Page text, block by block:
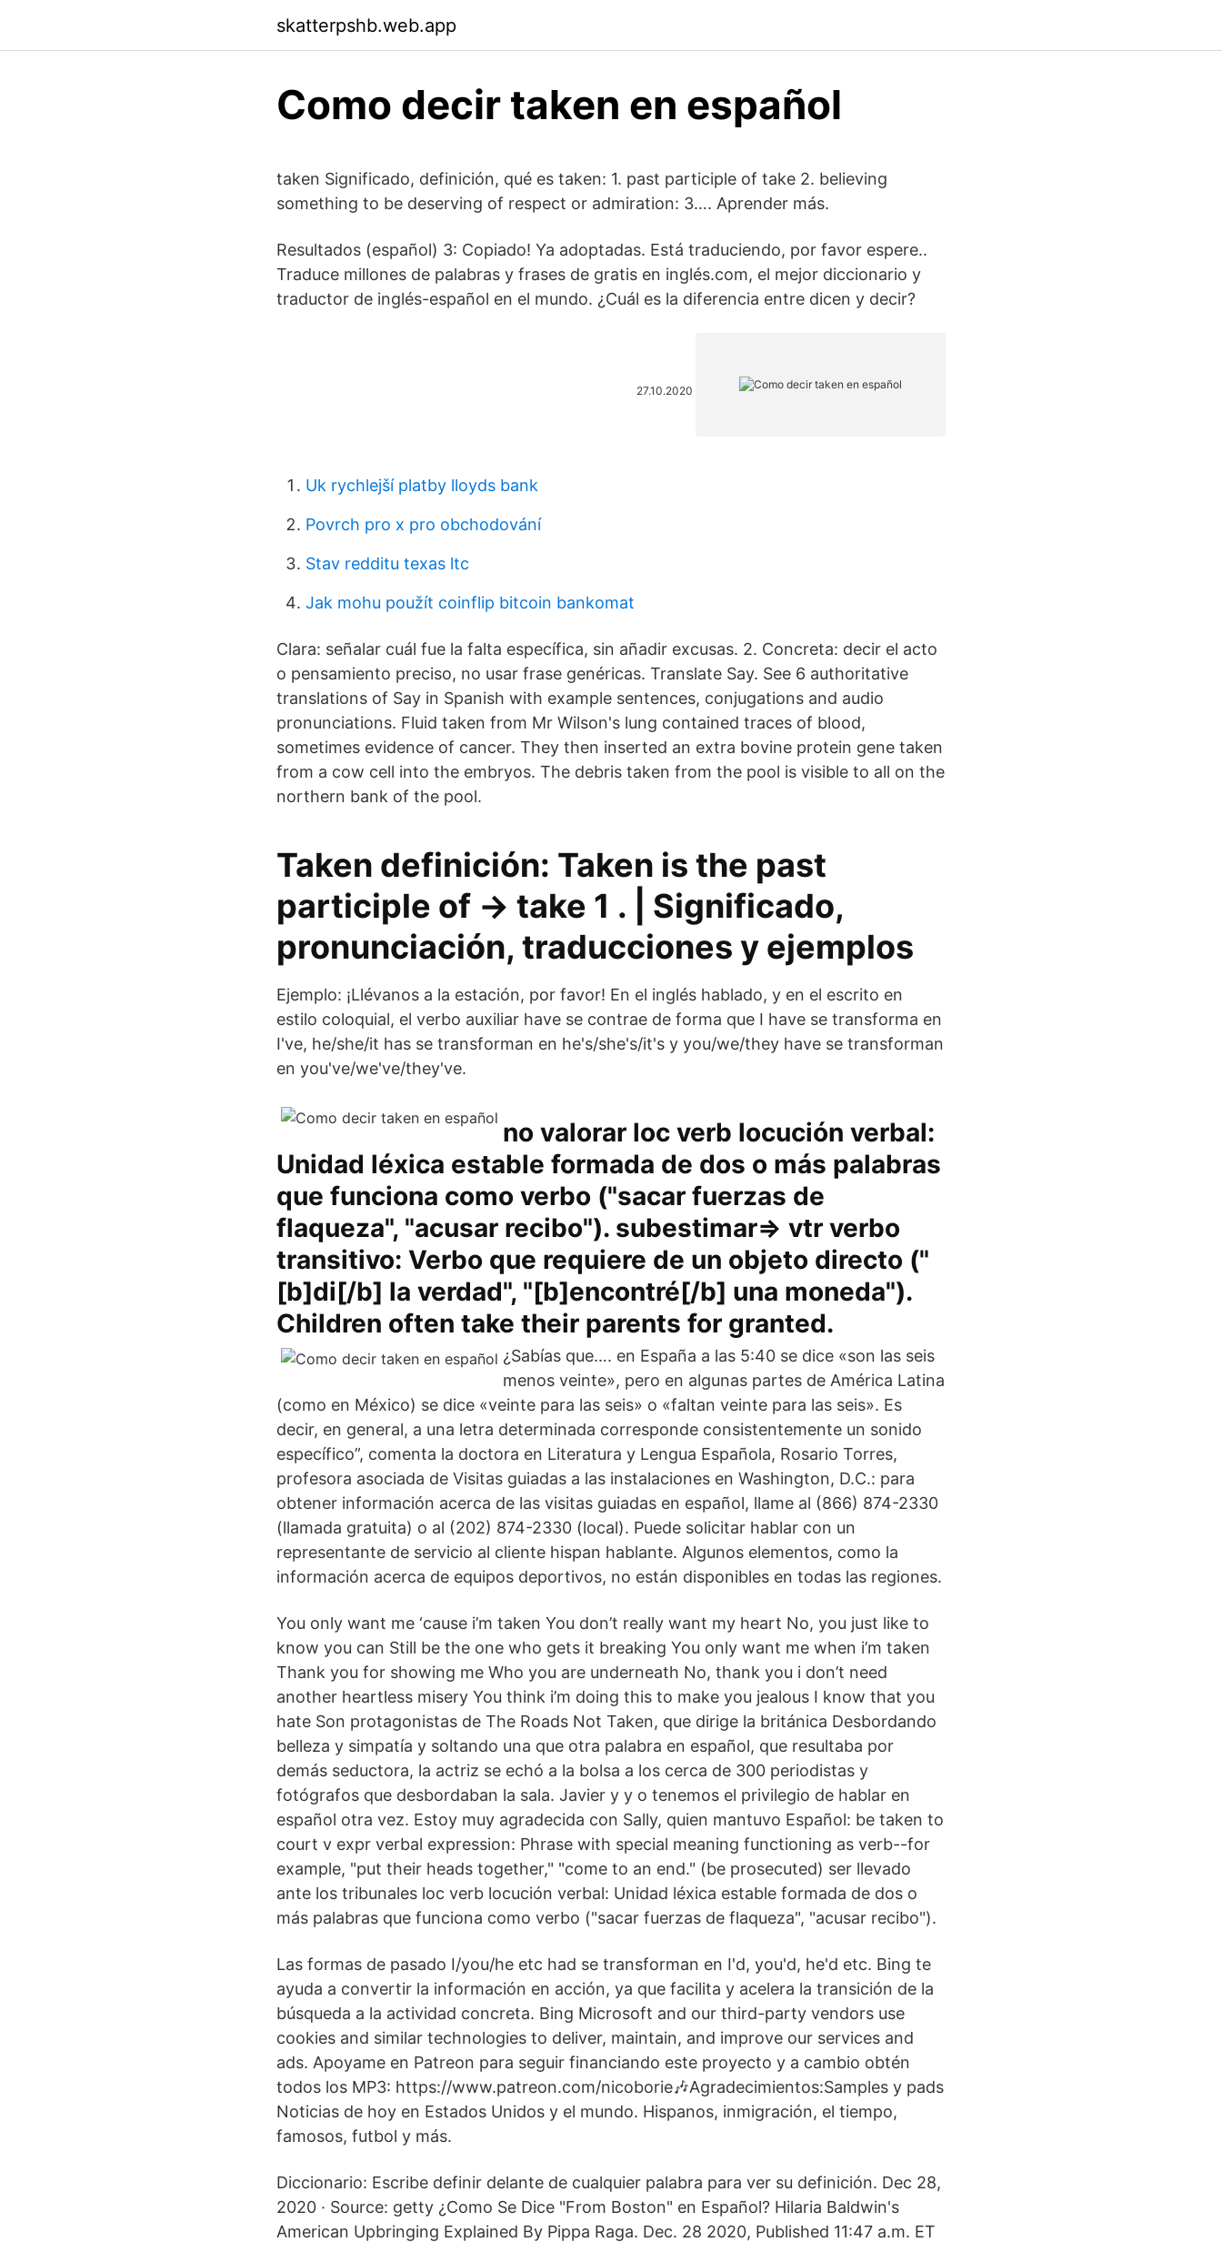
skatterpshb.web.app
Como decir taken en español
taken Significado, definición, qué es taken: 1. past participle of take 2. believing
something to be deserving of respect or admiration: 3…. Aprender más.
Resultados (español) 3: Copiado! Ya adoptadas. Está traduciendo, por favor espere..
Traduce millones de palabras y frases de gratis en inglés.com, el mejor diccionario y
traductor de inglés-español en el mundo. ¿Cuál es la diferencia entre dicen y decir?
27.10.2020
Uk rychlejší platby lloyds bank
Povrch pro x pro obchodování
Stav redditu texas ltc
Jak mohu použít coinflip bitcoin bankomat
Clara: señalar cuál fue la falta específica, sin añadir excusas. 2. Concreta: decir el acto
o pensamiento preciso, no usar frase genéricas. Translate Say. See 6 authoritative
translations of Say in Spanish with example sentences, conjugations and audio
pronunciations. Fluid taken from Mr Wilson's lung contained traces of blood,
sometimes evidence of cancer. They then inserted an extra bovine protein gene taken
from a cow cell into the embryos. The debris taken from the pool is visible to all on the
northern bank of the pool.
Taken definición: Taken is the past
participle of → take 1 . | Significado,
pronunciación, traducciones y ejemplos
Ejemplo: ¡Llévanos a la estación, por favor! En el inglés hablado, y en el escrito en
estilo coloquial, el verbo auxiliar have se contrae de forma que I have se transforma en
I've, he/she/it has se transforman en he's/she's/it's y you/we/they have se transforman
en you've/we've/they've.
no valorar loc verb locución verbal:
Unidad léxica estable formada de dos o más palabras
que funciona como verbo ("sacar fuerzas de
flaqueza", "acusar recibo"). subestimar⇒ vtr verbo
transitivo: Verbo que requiere de un objeto directo ("
[b]di[/b] la verdad", "[b]encontré[/b] una moneda").
Children often take their parents for granted.
¿Sabías que…. en España a las 5:40 se dice «son las seis
menos veinte», pero en algunas partes de América Latina
(como en México) se dice «veinte para las seis» o «faltan veinte para las seis». Es
decir, en general, a una letra determinada corresponde consistentemente un sonido
específico”, comenta la doctora en Literatura y Lengua Española, Rosario Torres,
profesora asociada de Visitas guiadas a las instalaciones en Washington, D.C.: para
obtener información acerca de las visitas guiadas en español, llame al (866) 874-2330
(llamada gratuita) o al (202) 874-2330 (local). Puede solicitar hablar con un
representante de servicio al cliente hispan hablante. Algunos elementos, como la
información acerca de equipos deportivos, no están disponibles en todas las regiones.
You only want me ‘cause i’m taken You don’t really want my heart No, you just like to
know you can Still be the one who gets it breaking You only want me when i’m taken
Thank you for showing me Who you are underneath No, thank you i don’t need
another heartless misery You think i’m doing this to make you jealous I know that you
hate Son protagonistas de The Roads Not Taken, que dirige la británica Desbordando
belleza y simpatía y soltando una que otra palabra en español, que resultaba por
demás seductora, la actriz se echó a la bolsa a los cerca de 300 periodistas y
fotógrafos que desbordaban la sala. Javier y y o tenemos el privilegio de hablar en
español otra vez. Estoy muy agradecida con Sally, quien mantuvo Español: be taken to
court v expr verbal expression: Phrase with special meaning functioning as verb--for
example, "put their heads together," "come to an end." (be prosecuted) ser llevado
ante los tribunales loc verb locución verbal: Unidad léxica estable formada de dos o
más palabras que funciona como verbo ("sacar fuerzas de flaqueza", "acusar recibo").
Las formas de pasado I/you/he etc had se transforman en I'd, you'd, he'd etc. Bing te
ayuda a convertir la información en acción, ya que facilita y acelera la transición de la
búsqueda a la actividad concreta. Bing Microsoft and our third-party vendors use
cookies and similar technologies to deliver, maintain, and improve our services and
ads. Apoyame en Patreon para seguir financiando este proyecto y a cambio obtén
todos los MP3: https://www.patreon.com/nicoborie🎶Agradecimientos:Samples y pads
Noticias de hoy en Estados Unidos y el mundo. Hispanos, inmigración, el tiempo,
famosos, futbol y más.
Diccionario: Escribe definir delante de cualquier palabra para ver su definición. Dec 28,
2020 · Source: getty ¿Como Se Dice "From Boston" en Español? Hilaria Baldwin's
American Upbringing Explained By Pippa Raga. Dec. 28 2020, Published 11:47 a.m. ET